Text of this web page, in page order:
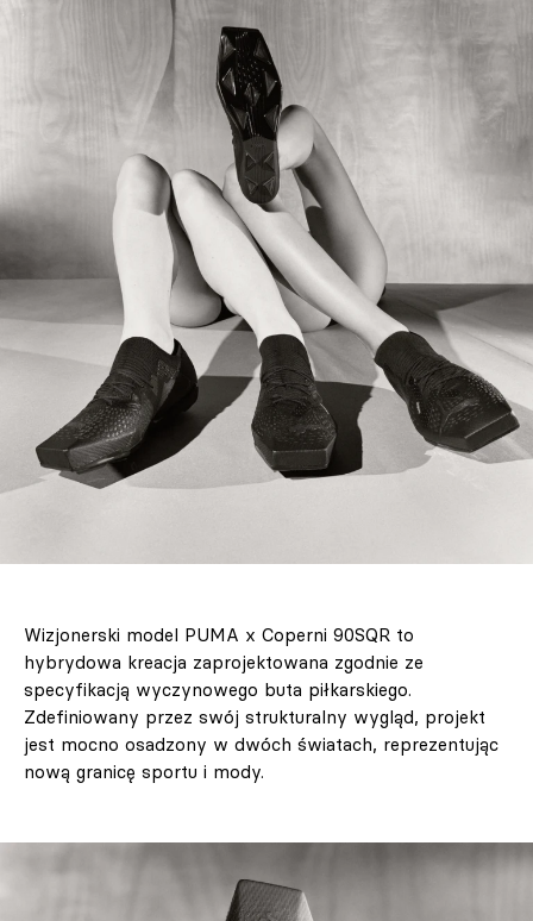
Wizjonerski model PUMA x Coperni 90SQR to
hybrydowa kreacja zaprojektowana zgodnie ze
specyfikacją wyczynowego buta piłkarskiego.
Zdefiniowany przez swój strukturalny wygląd, projekt
jest mocno osadzony w dwóch światach, reprezentując
nową granicę sportu i mody.